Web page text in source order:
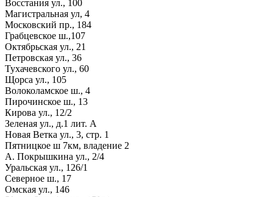
Восстания ул., 100
Магистральная ул, 4
Московский пр., 184
Грабцевское ш.,107
Октябрьская ул., 21
Петровская ул., 36
Тухачевского ул., 60
Щорса ул., 105
Волоколамское ш., 4
Пирочинское ш., 13
Кирова ул., 12/2
Зеленая ул., д.1 лит. А
Новая Ветка ул., 3, стр. 1
Пятницкое ш 7км, владение 2
А. Покрышкина ул., 2/4
Уральская ул., 126/1
Северное ш., 17
Омская ул., 146